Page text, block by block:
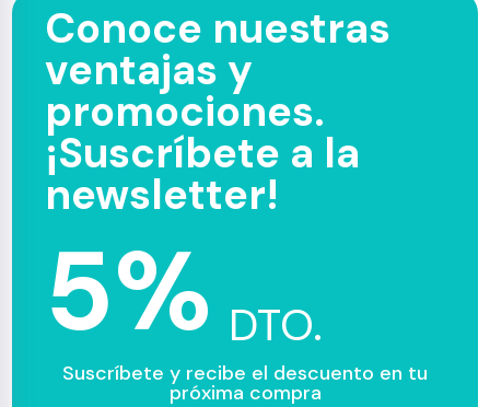
Conoce nuestras
ventajas y
promociones.
¡Suscríbete a la
newsletter!
5% DTO.
Suscríbete y recibe el descuento en tu
próxima compra